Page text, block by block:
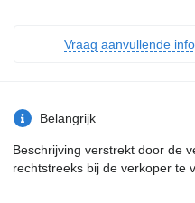
Vraag aanvullende
Belangrijk
Beschrijving verstrekt door de
rechtstreeks bij de verkoper te